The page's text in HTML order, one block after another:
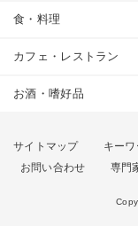
食・料理
カフェ・レストラン
お酒・嗜好品
サイトマップ キーワ
お問い合わせ
専門